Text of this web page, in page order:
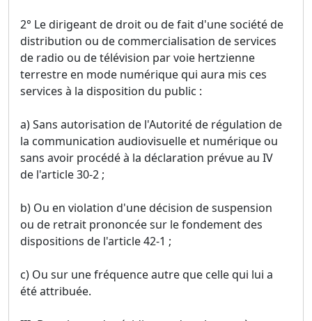
2° Le dirigeant de droit ou de fait d'une société de
distribution ou de commercialisation de services
de radio ou de télévision par voie hertzienne
terrestre en mode numérique qui aura mis ces
services à la disposition du public :
a) Sans autorisation de l'Autorité de régulation de
la communication audiovisuelle et numérique ou
sans avoir procédé à la déclaration prévue au IV
de l'article 30-2 ;
b) Ou en violation d'une décision de suspension
ou de retrait prononcée sur le fondement des
dispositions de l'article 42-1 ;
c) Ou sur une fréquence autre que celle qui lui a
été attribuée.